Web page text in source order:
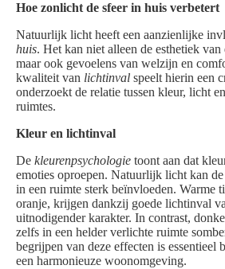
Hoe zonlicht de sfeer in huis verbetert
Natuurlijk licht heeft een aanzienlijke
huis. Het kan niet alleen de esthetiek van
maar ook gevoelens van welzijn en
kwaliteit van lichtinval speelt hierin een
onderzoekt de relatie tussen kleur, licht
ruimtes.
Kleur en lichtinval
De kleurenpsychologie toont aan dat
emoties oproepen. Natuurlijk licht kan
in een ruimte sterk beïnvloeden. Warme
oranje, krijgen dankzij goede lichtinval
uitnodigender karakter. In contrast,
zelfs in een helder verlichte ruimte
begrijpen van deze effecten is essentieel
een harmonieuze woonomgeving.